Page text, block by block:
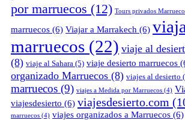
por marruecos (12) Tours privados
marruecos (6) Viajar a Marrakech (6)
marruecos (22) viaje al
(8) viaje al Sahara (5) viaje desierto marruecos
organizado Marruecos (8) viajes al desierto
marruecos (9) viajes a Medida por Marruecos (4)
viajesdesierto (6) viajesdesierto.com
marruecos (4) viajes organizados a Marruecos (6)